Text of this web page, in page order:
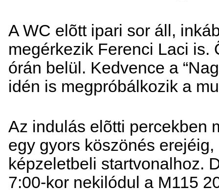
A WC elõtt ipari sor áll,
megérkezik Ferenci Laci is.
órán belül. Kedvence a
idén is megpróbálkozik a
Az indulás elõtti percekben
egy gyors köszönés
képzeletbeli startvonalhoz.
7:00-kor nekilódul a M115